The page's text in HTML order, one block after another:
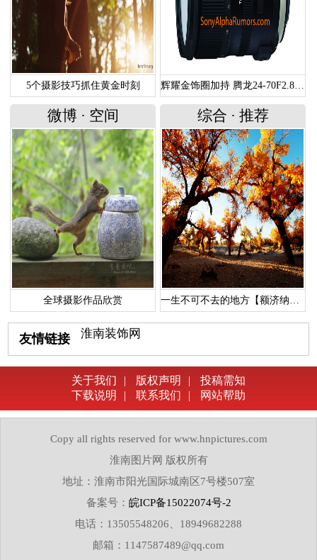
5个摄影技巧抓住黄金时刻 辉耀金饰圈加持 腾龙24-70F2.8G2谍照曝光
微博 · 空间
全球摄影作品欣赏
综合 · 推荐
一生不可不去的地方【额济纳胡杨林】
友情链接 淮南装饰网
关于我们 | 版权声明 |
投稿需知
下载说明
| 联系我们 | 网站帮助
Copy all rights reserved for www.hnpictures.com
淮南图片网 版权所有
地址：淮南市阳光国际城南区7号楼507室
备案号： 皖ICP备15022074号-2
电话：13505548206、18949682288
邮箱：1147587489@qq.com